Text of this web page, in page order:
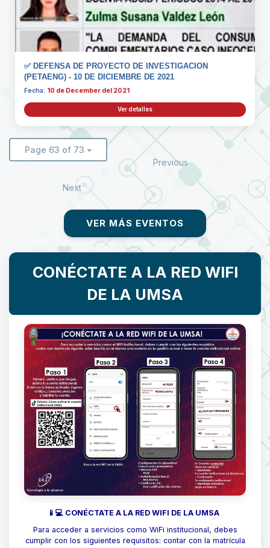
✅ DEFENSA DE PROYECTO DE INVESTIGACION
(PETAENG) - 10 DE DICIEMBRE DE 2021
Fecha: 10 de December del 2021
Ver detalles
Page 63 of 73
Previous
Next
VER MÁS EVENTOS
CONÉCTATE A LA RED WIFI
DE LA UMSA
📱💻 CONÉCTATE A LA RED WIFI DE LA UMSA
Para acceder a servicios como WiFi institucional, debes
cumplir con los siguientes requisitos: contar con la matrícula